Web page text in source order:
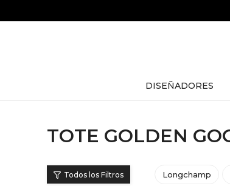
DISEÑADORES
TOTE GOLDEN
Longchamp